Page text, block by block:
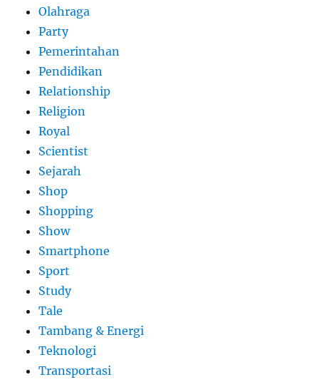
Olahraga
Party
Pemerintahan
Pendidikan
Relationship
Religion
Royal
Scientist
Sejarah
Shop
Shopping
Show
Smartphone
Sport
Study
Tale
Tambang & Energi
Teknologi
Transportasi